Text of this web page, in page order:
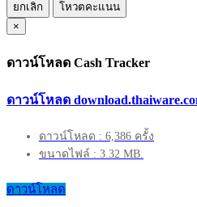
ยกเลิก
โหวตคะแนน
×
ดาวน์โหลด Cash Tracker
ดาวน์โหลด
ดาวน์โหลด : 6,386 ครั้ง
ขนาดไฟล์ : 3.32 MB.
ดาวน์โหลด